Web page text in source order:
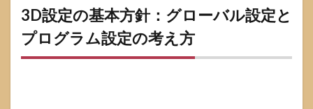
ィブ
の注
3D設定の基本方針：グローバル設定と
プログラム設定の考え方